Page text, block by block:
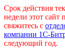
Срок действия
недели этот сайт
свяжитесь с
компании 1С-
следующий год.